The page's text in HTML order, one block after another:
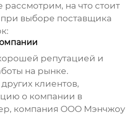
рассмотрим, на что стоит
выборе поставщика
:
репутацией и
на рынке.
клиентов,
о компании в
компания ООО Мэнчжоу